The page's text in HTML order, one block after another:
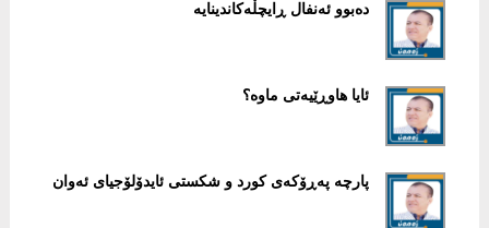
دەبوو ئەنفال ڕایچڵەکاندینایە
ئایا هاوڕێیەتی ماوە؟
پارچە پەڕۆکەی کورد و شکستی ئایدۆلۆجیای ئەوان